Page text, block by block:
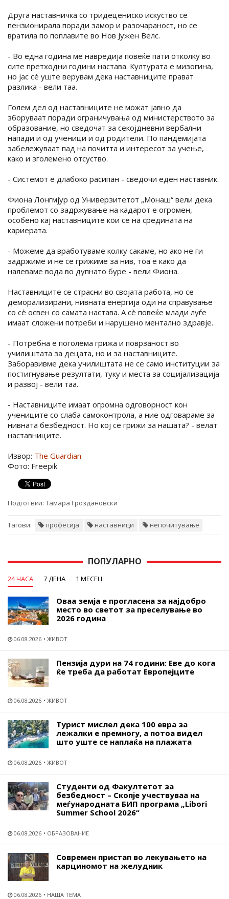
Друга наставничка со тридецениско искуство се
пензионирала поради замор и разочараност, но се
вратила по поплавите во Нов Јужен Велс.
- Во една година ме навредија повеќе пати отколку во
сите претходни години настава. Културата е мизогина,
но јас сè уште верувам дека наставниците прават
разлика - вели таа.
Голем дел од наставниците не можат јавно да
зборуваат поради ограничувања од министерството за
образование, но сведочат за секојдневни вербални
напади и од ученици и од родители. По пандемијата
забележуваат пад на почитта и интересот за учење,
како и зголемено отсуство.
- Системот е длабоко расипан - сведочи еден наставник.
Фиона Лонгмјур од Универзитетот „Монаш“ вели дека
проблемот со задржување на кадарот е огромен,
особено кај наставниците кои се на средината на
кариерата.
- Можеме да вработуваме колку сакаме, но ако не ги
задржиме и не се грижиме за нив, тоа е како да
налеваме вода во дупнато буре - вели Фиона.
Наставниците се страсни во својата работа, но се
деморализирани, нивната енергија оди на справување
со сè освен со самата настава. А сè повеќе млади луѓе
имаат сложени потреби и нарушено ментално здравје.
- Потребна е поголема грижа и поврзаност во
училиштата за децата, но и за наставниците.
Заборавивме дека училиштата не се само институции за
постигнување резултати, туку и места за социјализација
и развој - вели таа.
- Наставниците имаат огромна одговорност кон
учениците со слаба самоконтрола, а ние одговараме за
нивната безбедност. Но кој се грижи за нашата? - велат
наставниците.
Извор: The Guardian
Фото: Freepik
Подготвил: Тамара Гроздановски
Тагови: професија наставници непочитување
ПОПУЛАРНО
24 ЧАСА 7 ДЕНА 1 МЕСЕЦ
Оваа земја е прогласена за најдобро
место во светот за преселување во
2026 година
06.08.2026 ЖИВОТ
Пензија дури на 74 години: Еве до кога
ќе треба да работат Европејците
06.08.2026 ЖИВОТ
Турист мислел дека 100 евра за
лежалки е премногу, а потоа видел
што уште се наплаќа на плажата
06.08.2026 ЖИВОТ
Студенти од Факултетот за
безбедност – Скопје учествуваа на
меѓународната БИП програма „Libori
Summer School 2026“
06.08.2026 ОБРАЗОВАНИЕ
Современ пристап во лекувањето на
карциномот на желудник
06.08.2026 НАША ТЕМА